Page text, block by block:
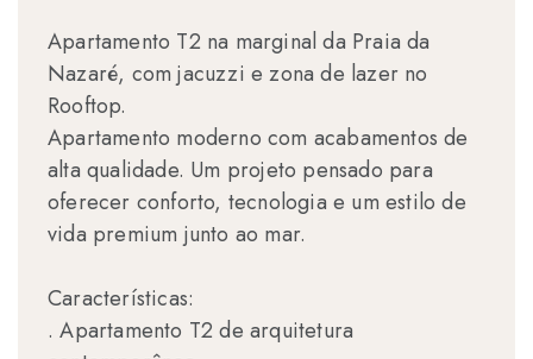
Apartamento T2 na marginal da Praia da
Nazaré, com jacuzzi e zona de lazer no
Rooftop.
Apartamento moderno com acabamentos de
alta qualidade. Um projeto pensado para
oferecer conforto, tecnologia e um estilo de
vida premium junto ao mar.
Características:
. Apartamento T2 de arquitetura